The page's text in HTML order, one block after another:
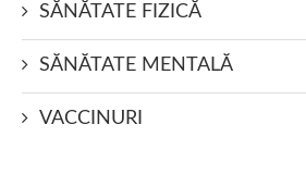
SĂNĂTATE FIZICĂ
SĂNĂTATE MENTALĂ
VACCINURI